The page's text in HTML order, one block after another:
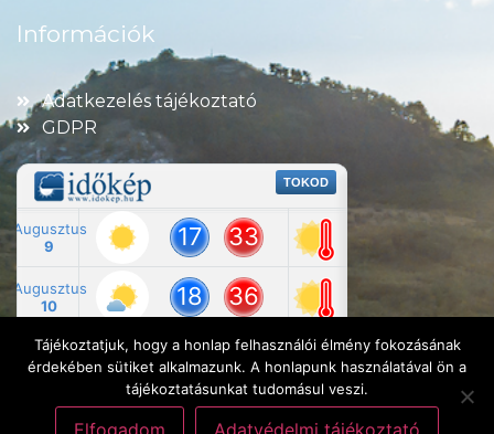
Információk
Adatkezelés tájékoztató
GDPR
Tájékoztatjuk, hogy a honlap felhasználói élmény fokozásának
érdekében sütiket alkalmazunk. A honlapunk használatával ön a
tájékoztatásunkat tudomásul veszi.
Elfogadom Adatvédelmi tájékoztató